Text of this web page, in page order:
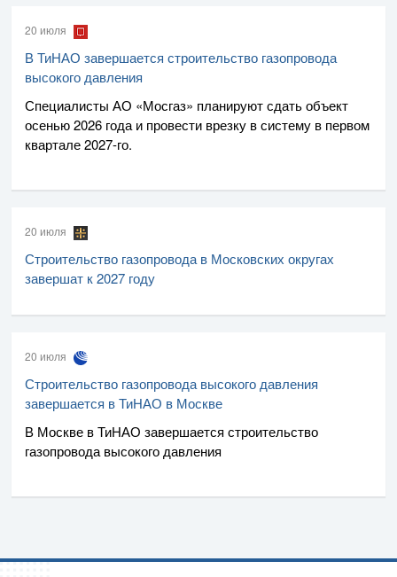
20 июля
В ТиНАО завершается строительство газопровода
высокого давления
Специалисты АО «Мосгаз» планируют сдать объект
осенью 2026 года и провести врезку в систему в первом
квартале2027-го.
20 июля
Строительство газопровода в Московских округах
завершат к 2027 году
20 июля
Строительство газопровода высокого давления
завершается в ТиНАО в Москве
В Москве в ТиНАО завершается строительство
газопровода высокого давления